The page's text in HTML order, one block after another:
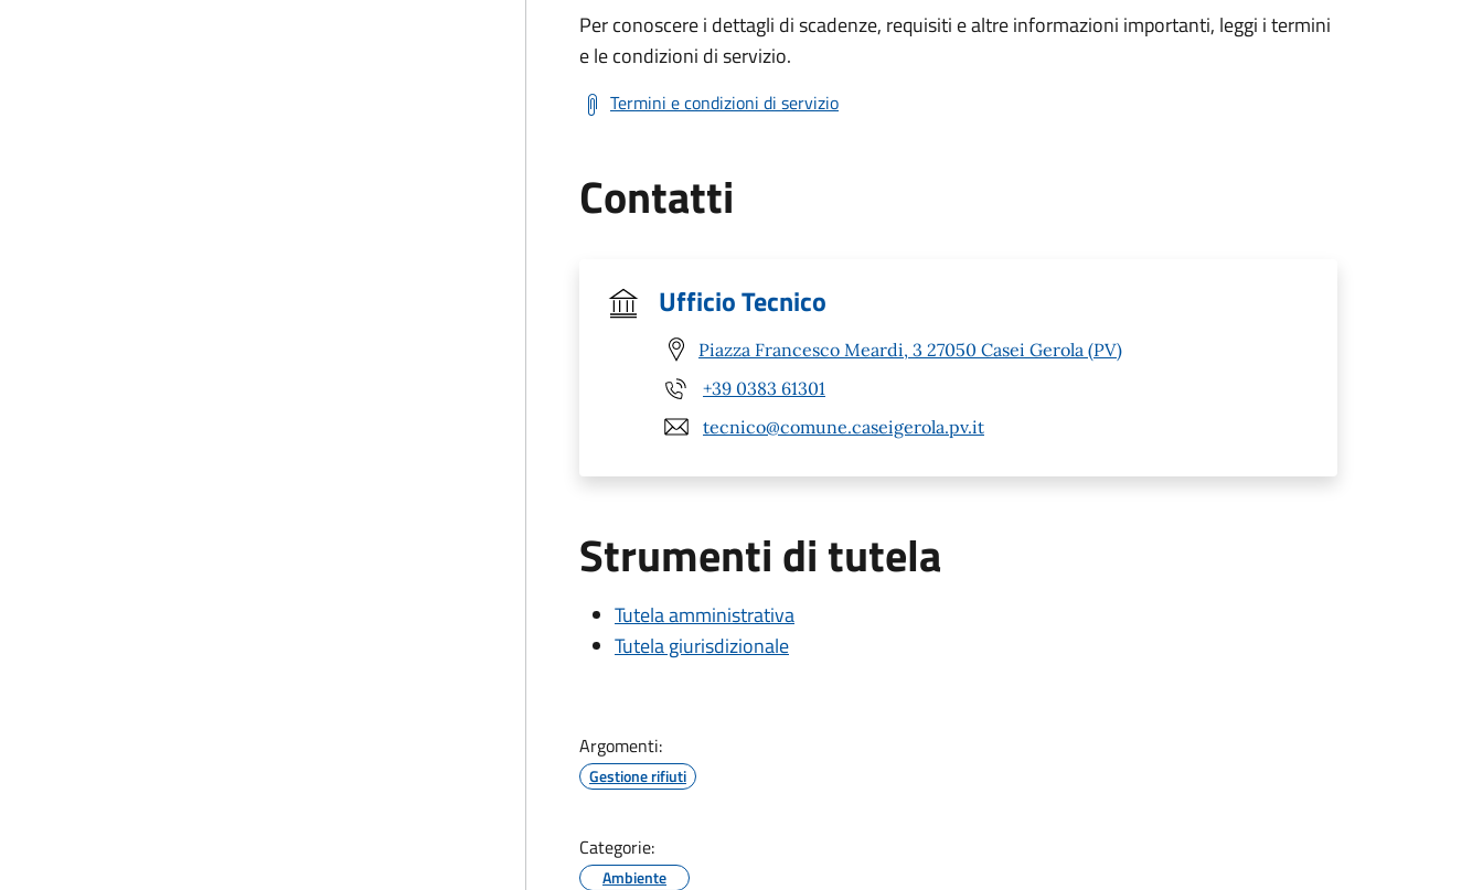
Per conoscere i dettagli di scadenze, requisiti e altre informazioni importanti, leggi i termini
e le condizioni di servizio.
Termini e condizioni di servizio
Contatti
Ufficio Tecnico
Piazza Francesco Meardi, 3 27050 Casei Gerola (PV)
+39 0383 61301
tecnico@comune.caseigerola.pv.it
Strumenti di tutela
Tutela amministrativa
Tutela giurisdizionale
Argomenti:
Gestione rifiuti
Categorie:
Ambiente